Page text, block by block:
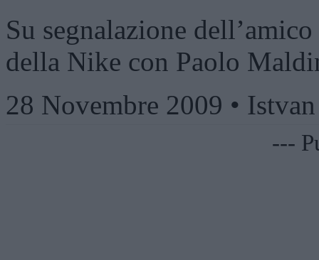
Su segnalazione
della Nike con Paolo
28 Novembre 2009 •
---